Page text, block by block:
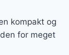
kompakt og
for meget